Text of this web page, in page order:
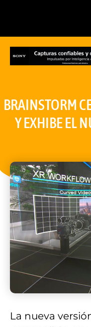
BRAINSTORM
Y EXHIBE EL
La nueva